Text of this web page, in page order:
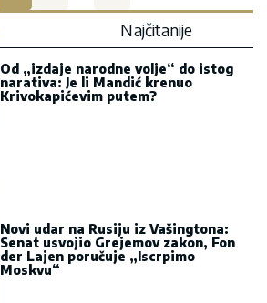
Najčitanije
Od „izdaje narodne volje“ do istog
narativa: Je li Mandić krenuo
Krivokapićevim putem?
Novi udar na Rusiju iz Vašingtona:
Senat usvojio Grejemov zakon, Fon
der Lajen poručuje „Iscrpimo
Moskvu“